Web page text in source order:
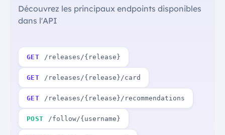
Découvrez les principaux endpoints disponibles
dans l'API
GET /releases/{release}
GET /releases/{release}/card
GET /releases/{release}/recommendations
POST /follow/{username}